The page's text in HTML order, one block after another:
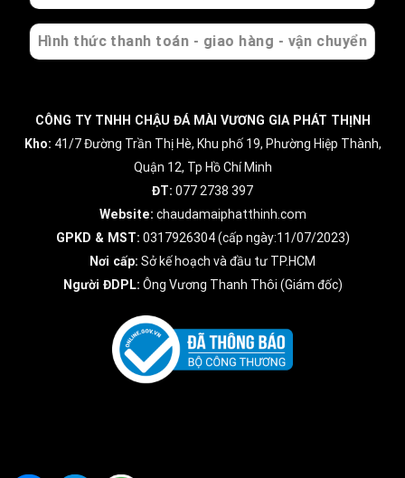
Hình thức thanh toán - giao hàng - vận chuyển
CÔNG TY TNHH CHẬU ĐÁ MÀI VƯƠNG GIA PHÁT THỊNH
Kho: 41/7 Đường Trần Thị Hè, Khu phố 19, Phường Hiệp Thành,
Quận 12, Tp Hồ Chí Minh
ĐT: 077 2738 397
Website: chaudamaiphatthinh.com
GPKD & MST: 0317926304 (cấp ngày:11/07/2023)
Nơi cấp: Sở kế hoạch và đầu tư TP.HCM
Người ĐDPL: Ông Vương Thanh Thôi (Giám đốc)